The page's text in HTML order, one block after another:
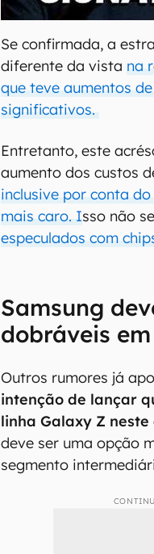
00:00 20:46
Se confirmada, a
diferente da vista na
que teve aumentos
significativos.
Entretanto, este
aumento dos custos
inclusive por conta
mais caro. Isso não
especulados com
Samsung
dobráveis em
Outros rumores já
intenção de lançar
linha Galaxy Z neste
deve ser uma opção
segmento